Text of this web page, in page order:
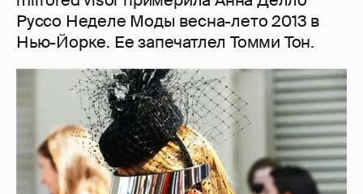
Руссо Неделе Моды весна-лето 2013 в
Нью-Йорке. Ее запечатлел Томми Тон.